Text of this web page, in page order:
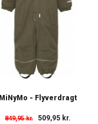
MiNyMo - Flyverdragt
849,95 kr. 509,95 kr.